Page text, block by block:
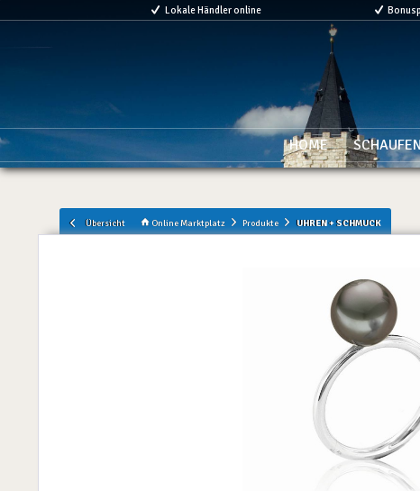
Lokale Händler online
HOME
Übersicht Online Marktplatz Produkte UHREN + SCHMUCK